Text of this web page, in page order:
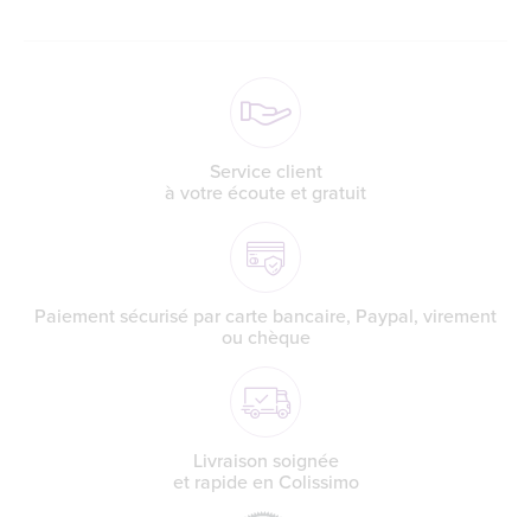
Service client
à votre écoute et gratuit
Paiement sécurisé par carte bancaire, Paypal, virement
ou chèque
Livraison soignée
et rapide en Colissimo